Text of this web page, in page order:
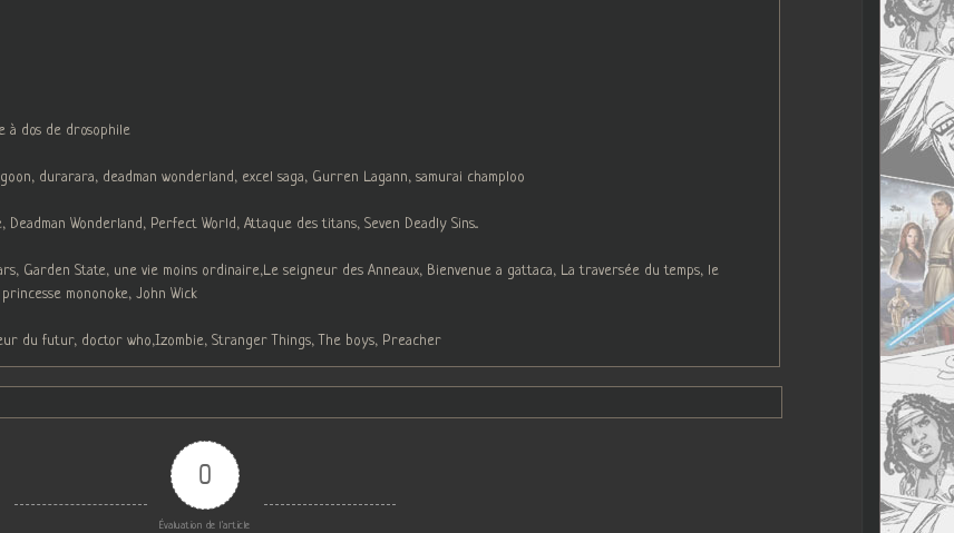
à dos de drosophile
durarara, deadman wonderland, excel saga, Gurren Lagann, samurai champloo
Wonderland, Perfect World, Attaque des titans, Seven Deadly Sins...
Garden State, une vie moins ordinaire,Le seigneur des Anneaux, Bienvenue a gattaca, La traversée du temps, le
mononoke, John Wick
du futur, doctor who,Izombie, Stranger Things, The boys, Preacher
0
Évaluation de l'article